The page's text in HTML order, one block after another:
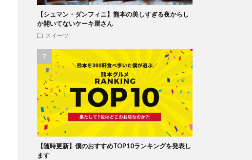
【シュマン・ダンフィニ】熊本の美しすぎる夜からし
か開いてないケーキ屋さん
スイーツ
【随時更新】僕のおすすめTOP10ランキングを発表し
ます